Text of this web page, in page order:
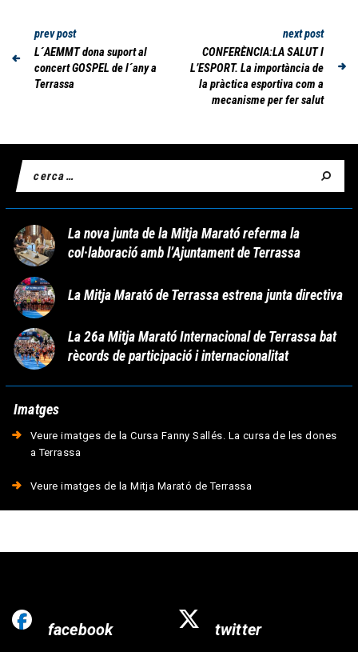
prev post
L´AEMMT dona suport al
concert GOSPEL de l´any a
Terrassa
next post
CONFERÈNCIA:LA SALUT I
L’ESPORT. La importància de
la pràctica esportiva com a
mecanisme per fer salut
La nova junta de la Mitja Marató referma la
col·laboració amb l’Ajuntament de Terrassa
La Mitja Marató de Terrassa estrena junta directiva
La 26a Mitja Marató Internacional de Terrassa bat
rècords de participació i internacionalitat
Imatges
Veure imatges de la Cursa Fanny Sallés. La cursa de les dones
a Terrassa
Veure imatges de la Mitja Marató de Terrassa
facebook twitter